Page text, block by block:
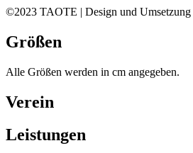
©2023 TAOTE | Design und Umsetzung
Größen
Alle Größen werden in cm angegeben.
Verein
Leistungen